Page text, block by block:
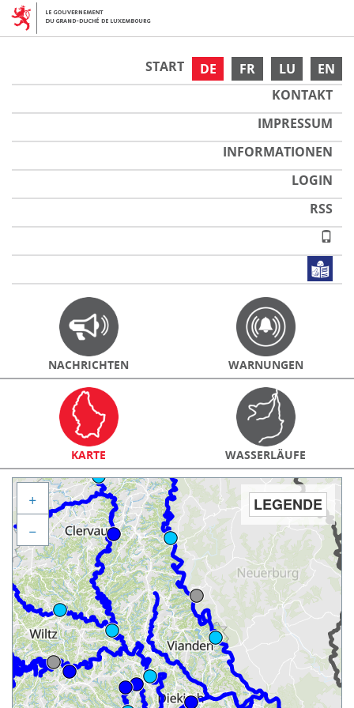
DE FR LU EN
START
KONTAKT
IMPRESSUM
INFORMATIONEN
LOGIN
RSS
NACHRICHTEN WARNUNGEN
KARTE WASSERLÄUFE
LEGENDE
+
−